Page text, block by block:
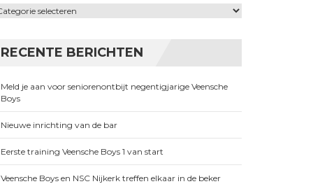
RECENTE BERICHTEN
Meld je aan voor seniorenontbijt negentigjarige Veensche
Boys
Nieuwe inrichting van de bar
Eerste training Veensche Boys 1 van start
Veensche Boys en NSC Nijkerk treffen elkaar in de beker